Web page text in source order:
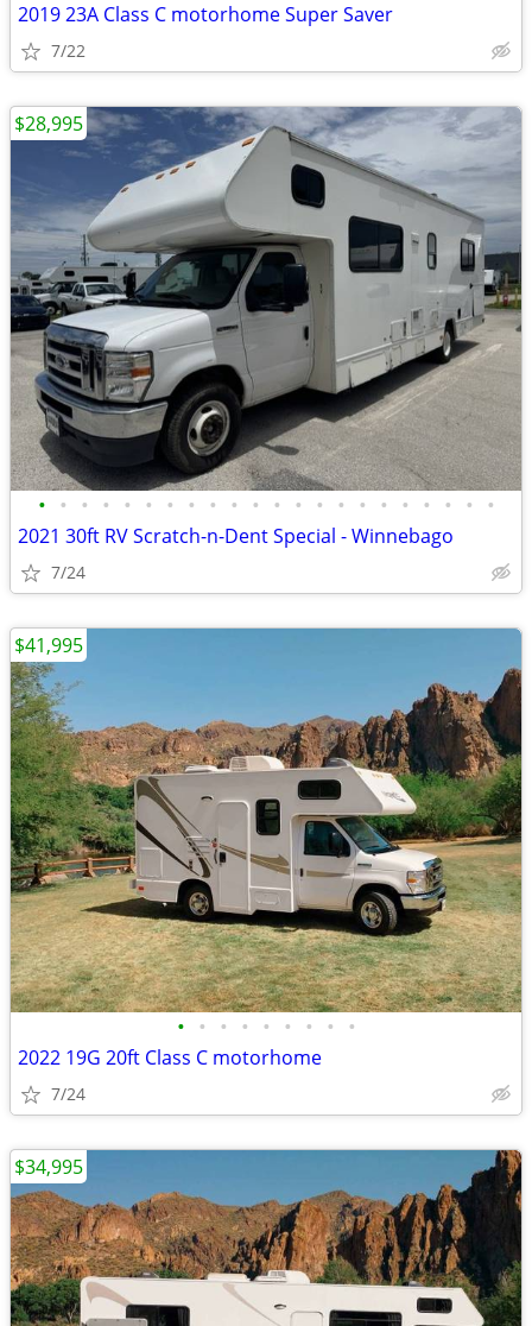
2019 23A Class C motorhome Super Saver
7/22
• • • • • • • • • • • • • • • • • • • • • •
2021 30ft RV Scratch-n-Dent Special - Winnebago
7/24
$28,995
• • • • • • • • •
2022 19G 20ft Class C motorhome
7/24
$41,995
$34,995